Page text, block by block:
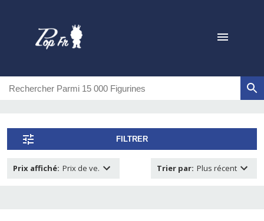
FILTRER
Prix affiché: Prix de ve. Trier par: Plus récent